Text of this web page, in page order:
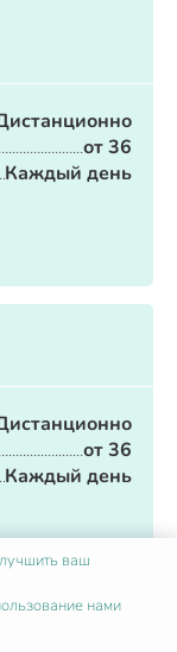
от 36
Каждый день
от 36
Каждый день
ваш
нами